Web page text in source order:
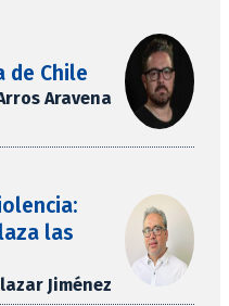
de Chile
Aravena
las
Jiménez